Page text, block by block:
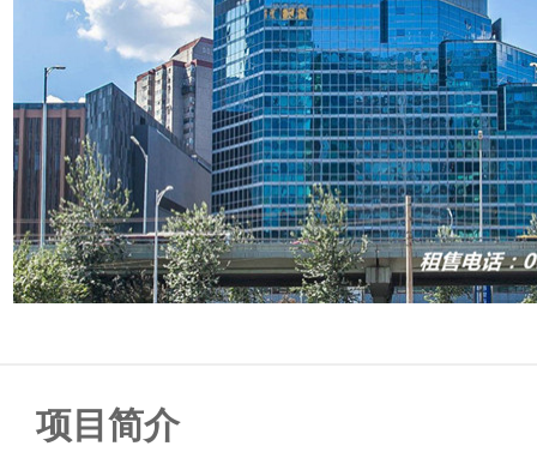
项目简介